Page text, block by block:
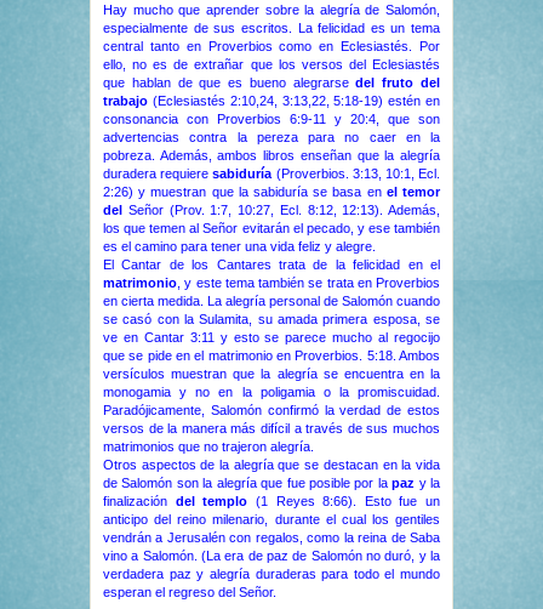
Hay mucho que aprender sobre la alegría de Salomón,
especialmente de sus escritos. La felicidad es un tema
central tanto en Proverbios como en Eclesiastés. Por
ello, no es de extrañar que los versos del Eclesiastés
que hablan de que es bueno alegrarsedel fruto del
trabajo (Eclesiastés 2:10,24, 3:13,22, 5:18-19) estén en
consonancia con Proverbios 6:9-11 y 20:4, que son
advertencias contra la pereza para no caer en la
pobreza. Además, ambos libros enseñan que la alegría
duradera requieresabiduría (Proverbios. 3:13, 10:1, Ecl.
2:26) y muestran que la sabiduría se basa en el temor
del Señor (Prov. 1:7, 10:27, Ecl. 8:12, 12:13). Además,
los que temen al Señor evitarán el pecado, y ese también
es el camino para tener una vida feliz y alegre.
El Cantar de los Cantares trata de la felicidad en el
matrimonio , y este tema también se trata en Proverbios
en cierta medida. La alegría personal de Salomón cuando
se casó con la Sulamita, su amada primera esposa, se
ve en Cantar 3:11 y esto se parece mucho al regocijo
que se pide en el matrimonio en Proverbios. 5:18. Ambos
versículos muestran que la alegría se encuentra en la
monogamia y no en la poligamia o la promiscuidad.
Paradójicamente, Salomón confirmó la verdad de estos
versos de la manera más difícil a través de sus muchos
matrimonios que no trajeron alegría.
Otros aspectos de la alegría que se destacan en la vida
de Salomón son la alegría que fue posible por lapaz y la
finalización del templo (1 Reyes 8:66). Esto fue un
anticipo del reino milenario, durante el cual los gentiles
vendrán a Jerusalén con regalos, como la reina de Saba
vino a Salomón. (La era de paz de Salomón no duró, y la
verdadera paz y alegría duraderas para todo el mundo
esperan el regreso del Señor.